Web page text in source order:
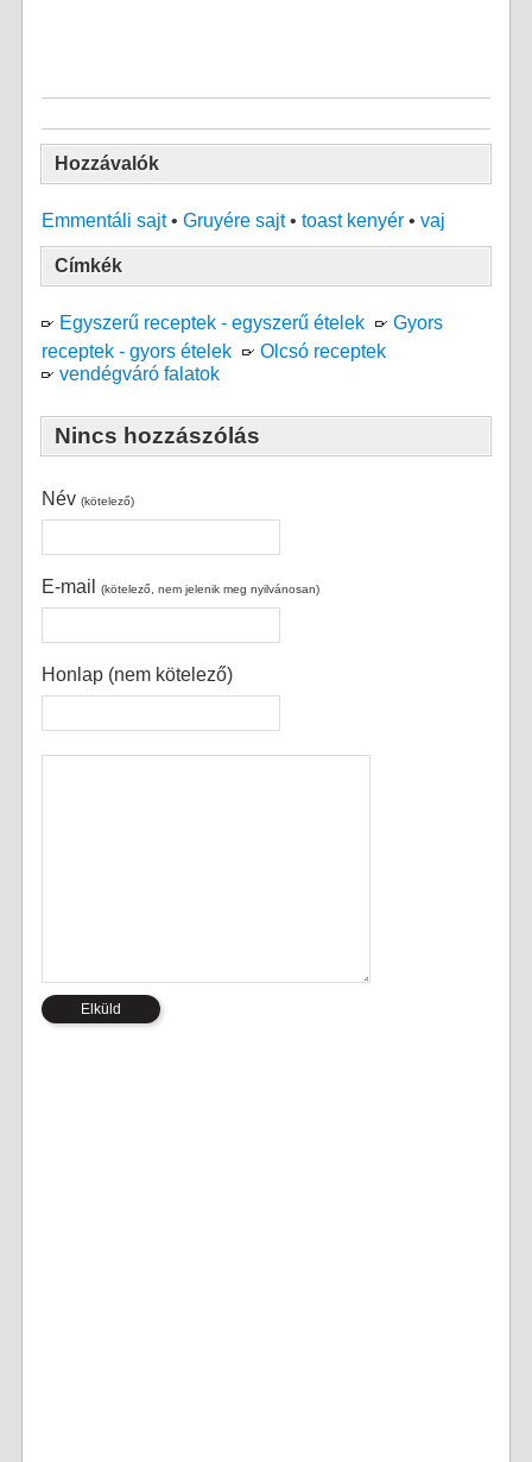
Hozzávalók
Emmentáli sajt• Gruyére sajt• toast kenyér• vaj
Címkék
Egyszerű receptek - egyszerű ételek
Gyors
receptek - gyors ételek
Olcsó receptek
vendégváró falatok
Nincs hozzászólás
Név (kötelező)
E-mail (kötelező, nem jelenik meg nyilvánosan)
Honlap (nem kötelező)